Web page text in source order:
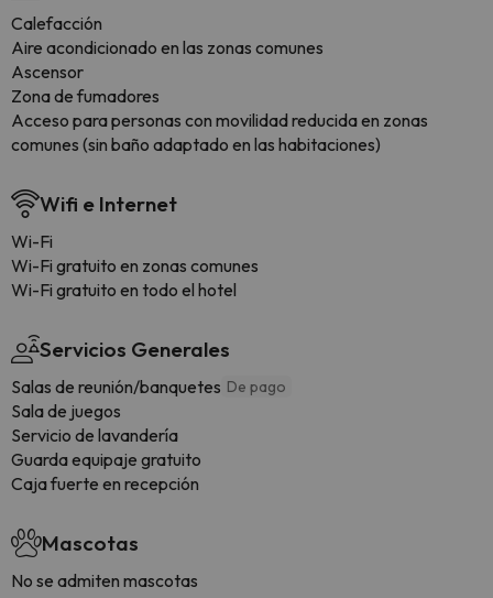
Calefacción
Aire acondicionado en las zonas comunes
Ascensor
Zona de fumadores
Acceso para personas con movilidad reducida en zonas
comunes (sin baño adaptado en las habitaciones)
Wifi e Internet
Wi-Fi
Wi-Fi gratuito en zonas comunes
Wi-Fi gratuito en todo el hotel
Servicios Generales
Salas de reunión/banquetes De pago
Sala de juegos
Servicio de lavandería
Guarda equipaje gratuito
Caja fuerte en recepción
Mascotas
No se admiten mascotas